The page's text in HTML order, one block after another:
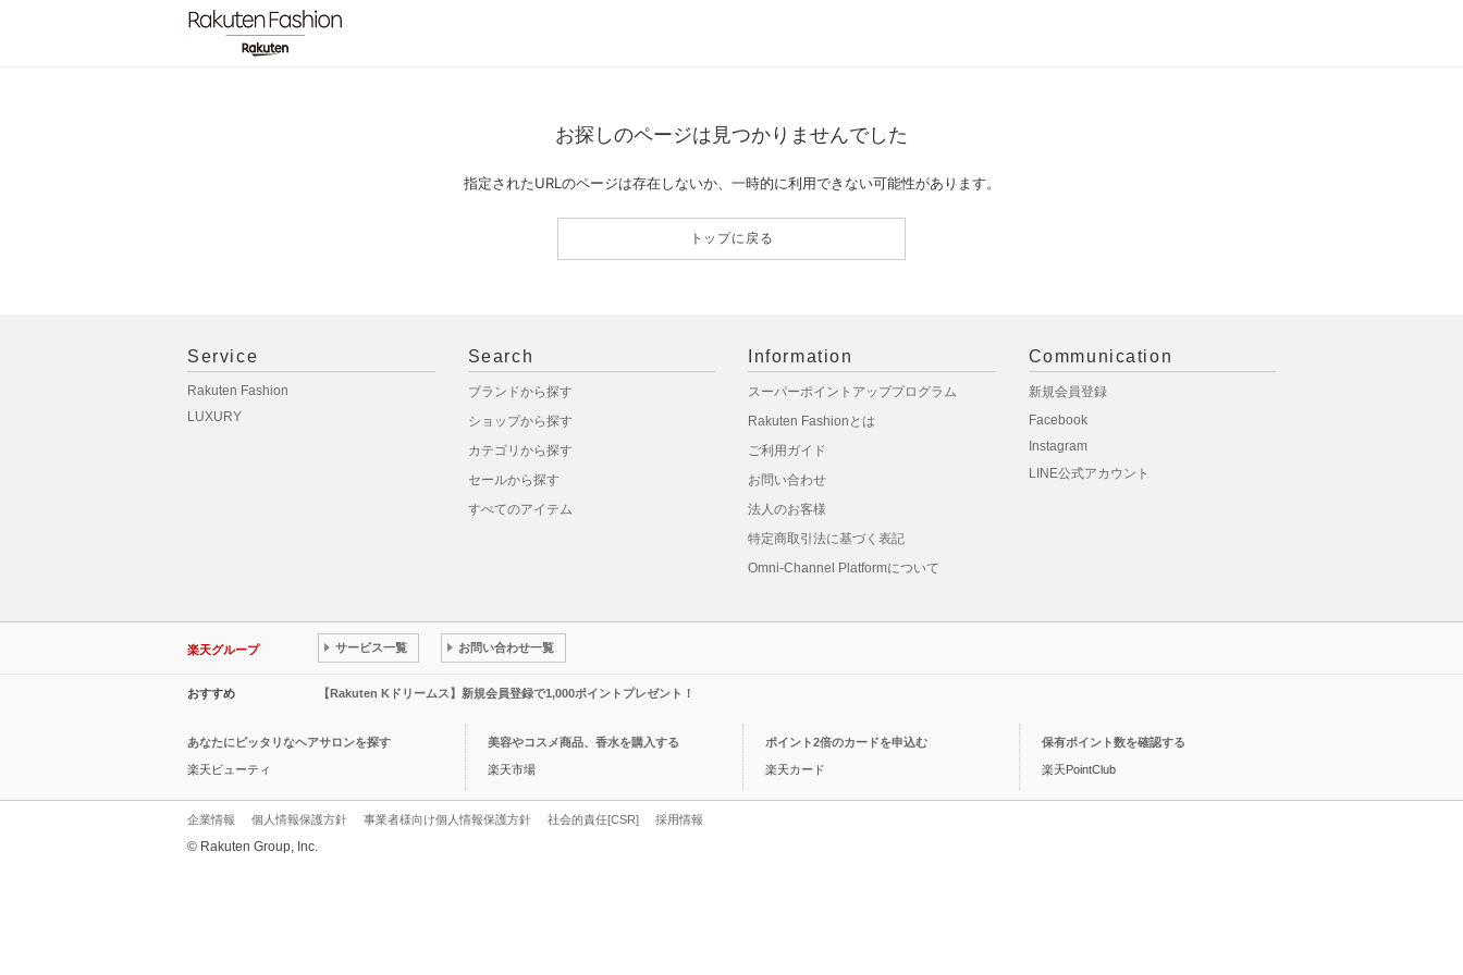
お探しのページは見つかりませんでした
指定されたURLのページは存在しないか、一時的に利用できない可能性があります。
トップに戻る
Service
Rakuten Fashion
LUXURY
Search
ブランドから探す
ショップから探す
カテゴリから探す
セールから探す
すべてのアイテム
Information
スーパーポイントアッププログラム
Rakuten Fashionとは
ご利用ガイド
お問い合わせ
法人のお客様
特定商取引法に基づく表記
Omni-Channel Platformについて
Communication
新規会員登録
Facebook
Instagram
LINE公式アカウント
楽天グループ サービス一覧 お問い合わせ一覧
おすすめ 【Rakuten Kドリームス】新規会員登録で1,000ポイントプレゼント！
あなたにピッタリなヘアサロンを探す
楽天ビューティ
美容やコスメ商品、香水を購入する
楽天市場
ポイント2倍のカードを申込む
楽天カード
保有ポイント数を確認する
楽天PointClub
企業情報 個人情報保護方針 事業者様向け個人情報保護方針 社会的責任[CSR] 採用情報
© Rakuten Group, Inc.